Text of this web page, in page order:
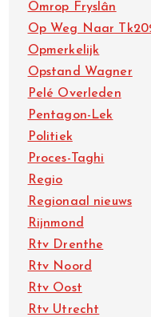
Omrop Fryslân
Op Weg Naar
Opmerkelijk
Opstand Wagner
Pelé Overleden
Pentagon-Lek
Politiek
Proces-Taghi
Regio
Regionaal nieuws
Rijnmond
Rtv Drenthe
Rtv Noord
Rtv Oost
Rtv Utrecht